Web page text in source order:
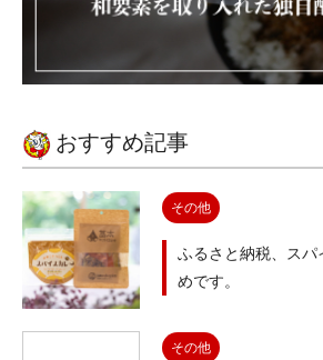
おすすめ記事
その他
ふるさと納税、スパ
めです。
その他